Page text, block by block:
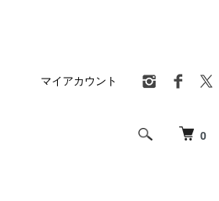
0
マイアカウント